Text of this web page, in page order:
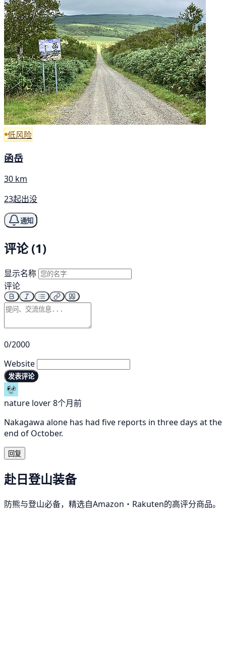
低风险
函岳
30 km
23起出没
通知
评论 (1)
显示名称
评论
0/2000
Website
发表评论
nature lover8个月前
Nakagawa alone has had five reports in three days at the
end of October.
回复
赴日登山装备
防熊与登山必备，精选自Amazon・Rakuten的高评分商品。